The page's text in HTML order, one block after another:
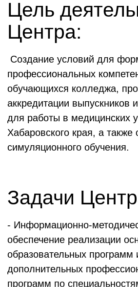
Цель
Центра:
Создание условий для
профессиональных
обучающихся колледжа,
аккредитации выпускников
для работы в медицинских
Хабаровского края, а также
симуляционного обучения.
Задачи
- Информационно-
обеспечение реализации
образовательных программ
дополнительных
программ по